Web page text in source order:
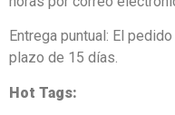
Entrega puntual: El
plazo de 15 días.
Hot Tags: